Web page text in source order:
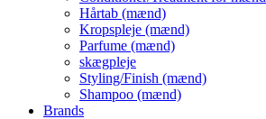
Hårtab (mænd)
Kropspleje (mænd)
Parfume (mænd)
skægpleje
Styling/Finish (mænd)
Shampoo (mænd)
Brands